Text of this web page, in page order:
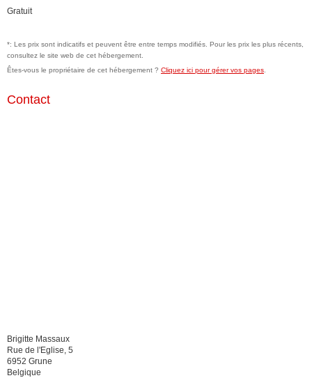
Gratuit
*: Les prix sont indicatifs et peuvent être entre temps modifiés. Pour les prix les plus récents,
consultez le site web de cet hébergement.
Êtes-vous le propriétaire de cet hébergement ? Cliquez ici pour gérer vos pages
Contact
Brigitte Massaux
Rue de l'Eglise, 5
6952 Grune
Belgique